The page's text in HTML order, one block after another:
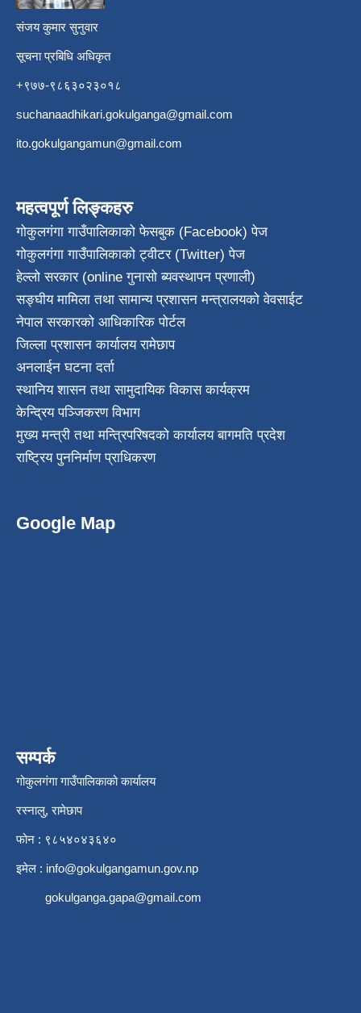
संजय कुमार सुनुवार
सूचना प्रबिधि अधिकृत
+९७७-९८६३०२३०१८
suchanaadhikari.gokulganga@gmail.com
ito.gokulgangamun@gmail.com
महत्वपूर्ण लिङ्कहरु
गोकुलगंगा गाउँपालिकाको फेसबुक (Facebook) पेज
गोकुलगंगा गाउँपालिकाको ट्वीटर (Twitter) पेज
हेल्लो सरकार (online गुनासो ब्यवस्थापन प्रणाली)
सङ्घीय मामिला तथा सामान्य प्रशासन मन्त्रालयको वेवसाईट
नेपाल सरकारको आधिकारिक पोर्टल
जिल्ला प्रशासन कार्यालय रामेछाप
अनलाईन घटना दर्ता
स्थानिय शासन तथा सामुदायिक विकास कार्यक्रम
केन्द्रिय पञ्जिकरण विभाग
मुख्य मन्त्री तथा मन्त्रिपरिषदको कार्यालय बागमति प्रदेश
राष्ट्रिय पुननिर्माण प्राधिकरण
Google Map
सम्पर्क
गोकुलगंगा गाउँपालिकाको कार्यालय
रस्नालु, रामेछाप
फोन : ९८५४०४३६४०
इमेल : info@gokulgangamun.gov.np
gokulganga.gapa@gmail.com